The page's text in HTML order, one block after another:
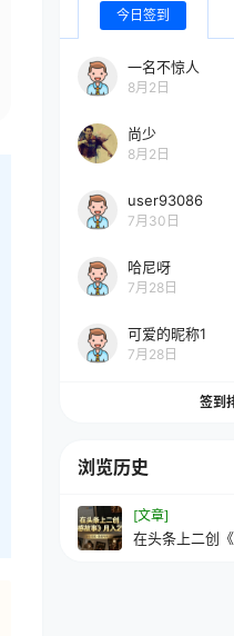
今日签到
一名不惊人
8月2日
尚少
8月2日
user93086
7月30日
哈尼呀
7月28日
可爱的昵称1
7月28日
签到
浏览历史
[文章]
在头条上二创